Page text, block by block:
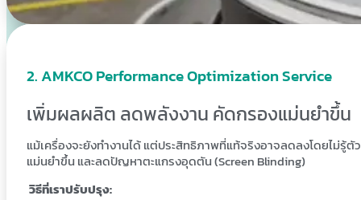
. AMKCO Performance Optimization Service
เพิ่มผลผลิต ลดพลังงาน คัดกรองแม่นยำขึ้น
แม้เครื่องจะยังทำงานได้ แต่ประสิทธิภาพที่แท้จริงอาจลดลงโดยไม่รู้
แม่นยำขึ้น และลดปัญหาตะแกรงอุดตัน (Screen Blinding)
วิธีที่เราปรับปรุง: